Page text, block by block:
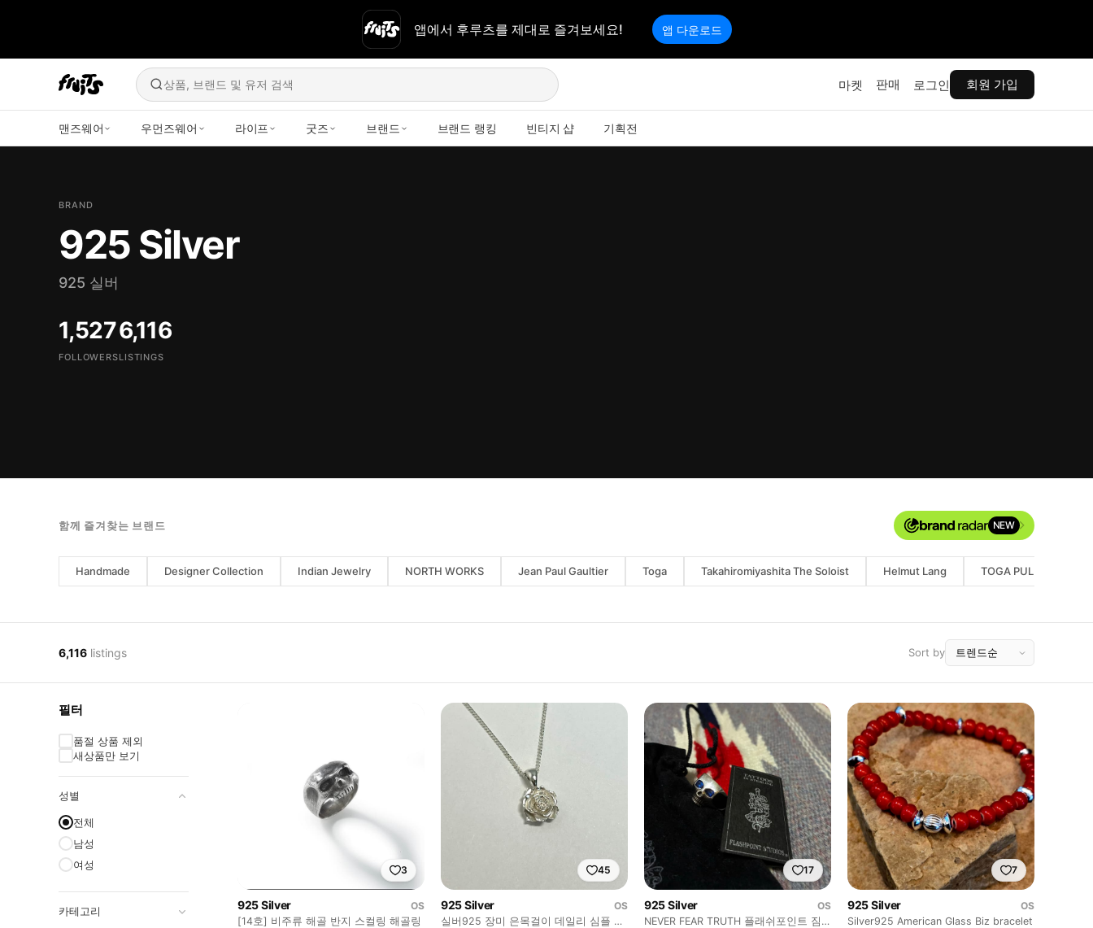
앱에서 후루츠를 제대로 즐겨보세요! 앱 다운로드
상품, 브랜드 및 유저 검색 마켓 판매 로그인 회원 가입
맨즈웨어 우먼즈웨어 라이프 굿즈 브랜드 브랜드 랭킹 빈티지 샵 기획전
BRAND
925 Silver
925 실버
1,527
FOLLOWERS
6,116
LISTINGS
함께 즐겨찾는 브랜드 NEW
Handmade Designer Collection Indian Jewelry NORTH WORKS Jean Paul Gaultier Toga Takahiromiyashita The Soloist Helmut Lang TOGA PULLA
6,116 listings Sort by
필터
품절 상품 제외
새상품만 보기
성별
전체
남성
여성
카테고리
3
925 Silver
OS
[14호] 비주류 해골 반지 스컬링 해골링
45
925 Silver
OS
실버925 장미 은목걸이 데일리 심플 로
17
925 Silver
OS
NEVER FEAR TRUTH 플래쉬포인트 짐
7
925 Silver
OS
Silver925 American Glass Biz bracelet